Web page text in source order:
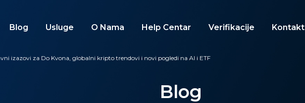
Blog Usluge O Nama Help Centar Verifikacije Kontakt
izazovi za Do Kvona, globalni kripto trendovi i novi pogledi na AI i ETF
Blog